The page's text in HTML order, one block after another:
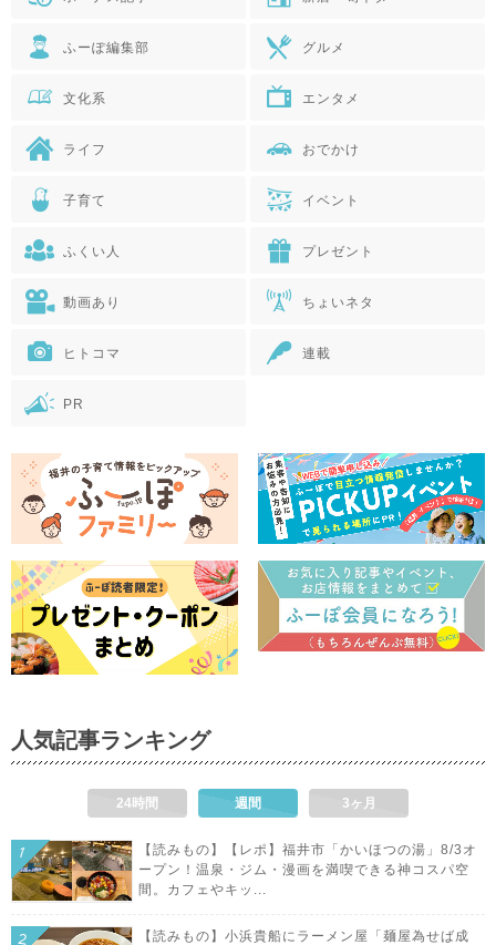
ふーぽ編集部 グルメ
文化系 エンタメ
ライフ おでかけ
子育て イベント
ふくい人 プレゼント
動画あり ちょいネタ
ヒトコマ 連載
PR
人気記事ランキング
24時間 週間 3ヶ月
【読みもの】【レポ】福井市「かいほつの湯」8/3オ
ープン！温泉・ジム・漫画を満喫できる神コスパ空
間。カフェやキッ...
【読みもの】小浜貴船にラーメン屋「麺屋為せば成